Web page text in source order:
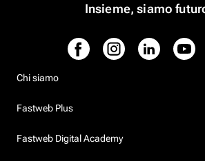
Insieme, siamo
Chi siamo
Fastweb Plus
Fastweb Digital Academy